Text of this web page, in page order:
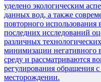
уделено экологическим
данных вод, а также
повторного
последних исследований
различных
минимизации негативного
среду и рассматриваются
регулирования
месторождении.